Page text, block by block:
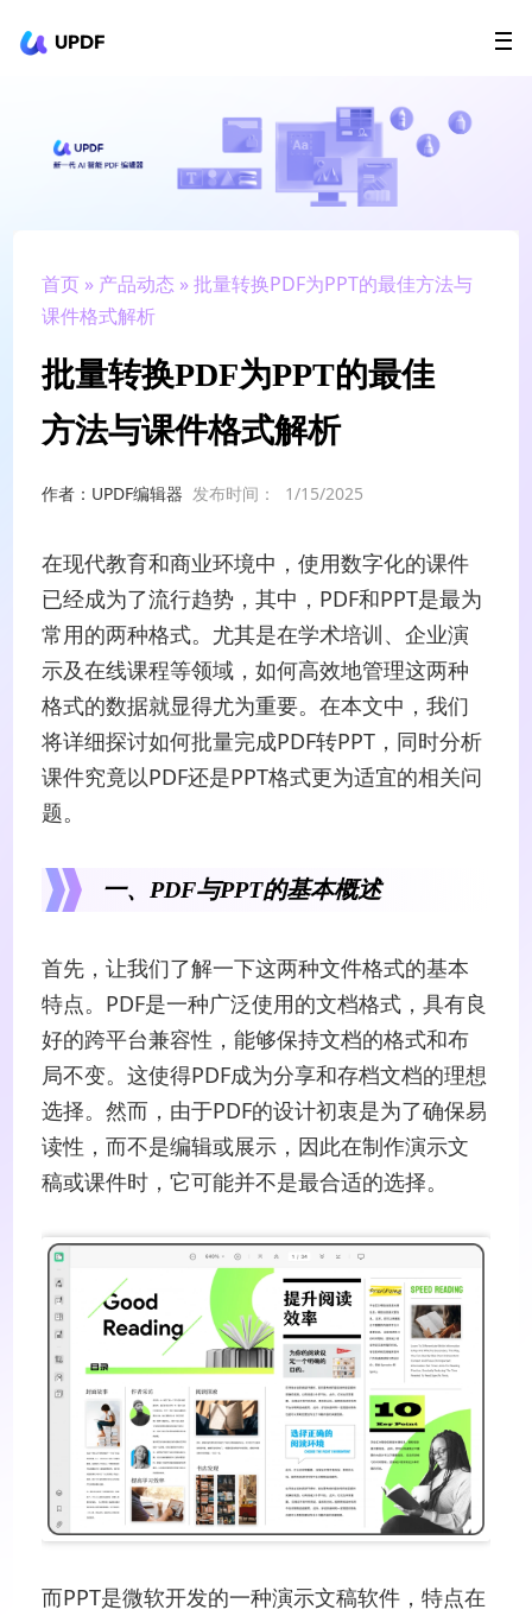
UPDF
AI Agents
政企采购
升级会员
首页 » 产品动态 » 批量转换PDF为PPT的最佳方法与
课件格式解析
批量转换PDF为PPT的最佳
方法与课件格式解析
作者：UPDF编辑器 发布时间： 1/15/2025
在现代教育和商业环境中，使用数字化的课件
已经成为了流行趋势，其中，PDF和PPT是最为
常用的两种格式。尤其是在学术培训、企业演
示及在线课程等领域，如何高效地管理这两种
格式的数据就显得尤为重要。在本文中，我们
将详细探讨如何批量完成PDF转PPT，同时分析
课件究竟以PDF还是PPT格式更为适宜的相关问
题。
一、PDF与PPT的基本概述
首先，让我们了解一下这两种文件格式的基本
特点。PDF是一种广泛使用的文档格式，具有良
好的跨平台兼容性，能够保持文档的格式和布
局不变。这使得PDF成为分享和存档文档的理想
选择。然而，由于PDF的设计初衷是为了确保易
读性，而不是编辑或展示，因此在制作演示文
稿或课件时，它可能并不是最合适的选择。
而PPT是微软开发的一种演示文稿软件，特点在